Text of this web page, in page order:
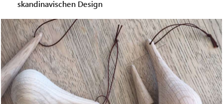
skandinavischen Design